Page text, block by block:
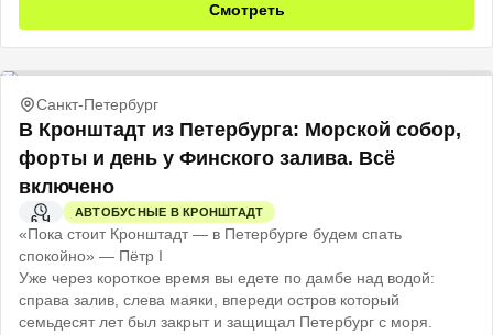
Смотреть
Санкт-Петербург
В Кронштадт из Петербурга: Морской собор,
форты и день у Финского залива. Всё
включено
6 Ч
АВТОБУСНЫЕ В КРОНШТАДТ
«Пока стоит Кронштадт — в Петербурге будем спать
спокойно» — Пётр I
Уже через короткое время вы едете по дамбе над водой:
справа залив, слева маяки, впереди остров который
семьдесят лет был закрыт и защищал Петербург с моря.